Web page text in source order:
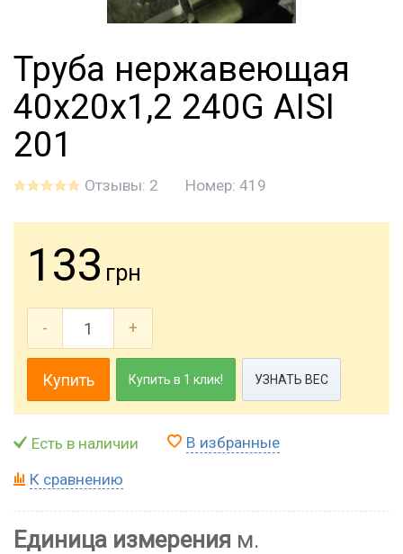
Труба нержавеющая
40х20х1,2 240G AISI
201
Отзывы: 2 Номер: 419
133 грн
- +
Купить Купить в 1 клик! УЗНАТЬ ВЕС
Есть в наличии В избранные
К сравнению
Единица измерения м.